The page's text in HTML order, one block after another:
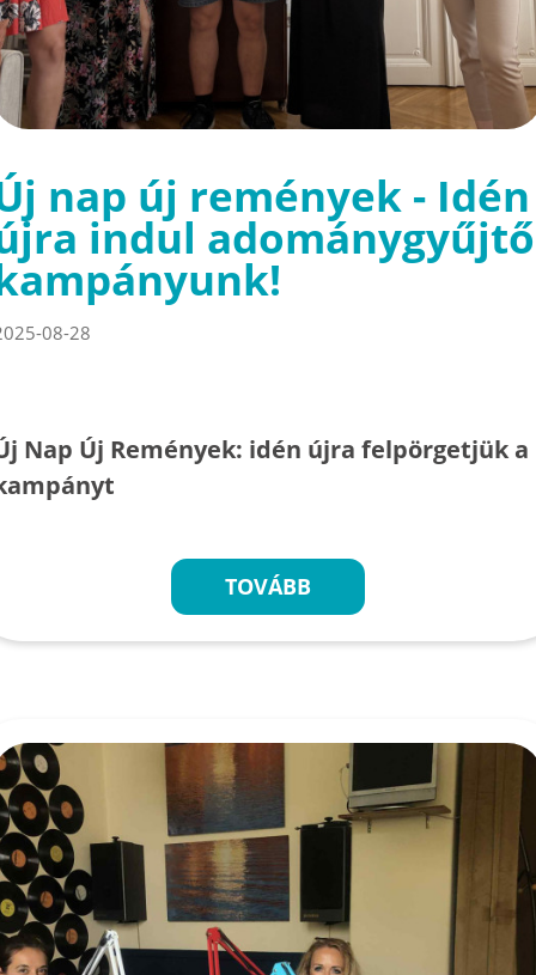
nap új remények - Idén
indul adománygyűjtő
08-28
Nap Új Remények: idén újra felpörgetjük a
TOVÁBB